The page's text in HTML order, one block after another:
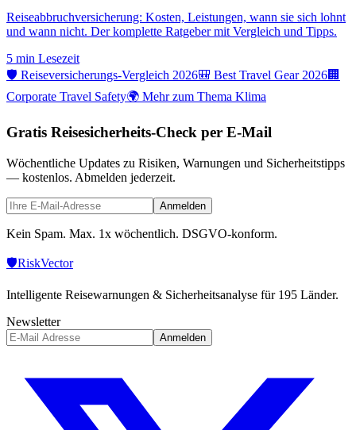
Reiseabbruchversicherung: Kosten, Leistungen, wann sie sich lohnt
und wann nicht. Der komplette Ratgeber mit Vergleich und Tipps.
5 min Lesezeit
🛡️ Reiseversicherungs-Vergleich 2026🎒 Best Travel Gear 2026🏢
Corporate Travel Safety🌍 Mehr zum Thema Klima
Gratis Reisesicherheits-Check per E-Mail
Wöchentliche Updates zu Risiken, Warnungen und Sicherheitstipps
— kostenlos. Abmelden jederzeit.
Anmelden
Kein Spam. Max. 1x wöchentlich. DSGVO-konform.
🛡️RiskVector
Intelligente Reisewarnungen & Sicherheitsanalyse für 195 Länder.
Newsletter
Anmelden